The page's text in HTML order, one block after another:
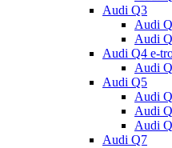
Audi Q3
Audi
Audi
Audi Q4 e-
Audi
Audi Q5
Audi
Audi
Audi
Audi Q7